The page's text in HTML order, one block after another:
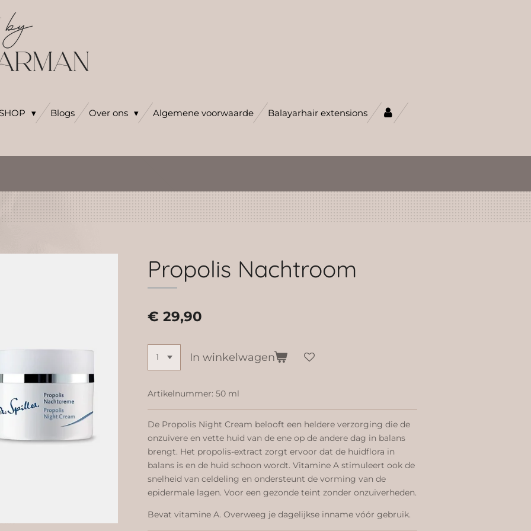
Blogs Over ons Algemene voorwaarde Balayarhair extensions
Propolis Nachtroom
€ 29,90
In winkelwagen
Artikelnummer: 50 ml
De Propolis Night Cream belooft een heldere verzorging die de
onzuivere en vette huid van de ene op de andere dag in balans
brengt. Het propolis-extract zorgt ervoor dat de huidflora in
balans is en de huid schoon wordt. Vitamine A stimuleert ook de
snelheid van celdeling en ondersteunt de vorming van de
epidermale lagen. Voor een gezonde teint zonder onzuiverheden.
Bevat vitamine A. Overweeg je dagelijkse inname vóór gebruik.